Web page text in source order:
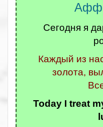
Сегодня я
Каждый из
золота,
Today I treat